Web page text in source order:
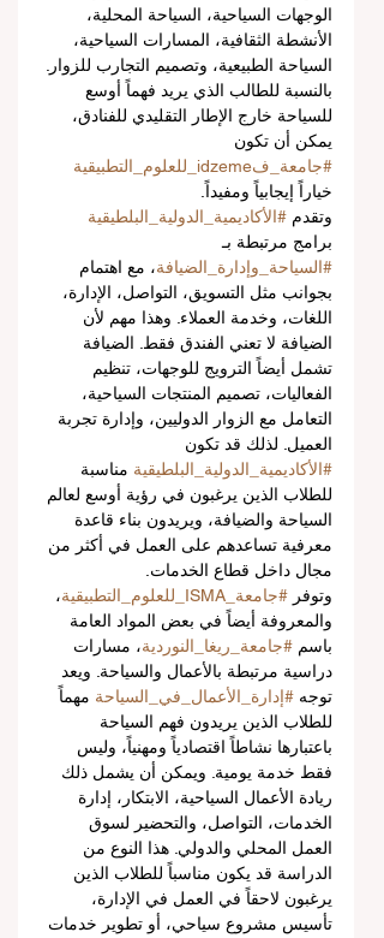
الوجهات السياحية، السياحة المحلية،
الأنشطة الثقافية، المسارات السياحية،
السياحة الطبيعية، وتصميم التجارب للزوار.
بالنسبة للطالب الذي يريد فهماً أوسع
للسياحة خارج الإطار التقليدي للفنادق،
يمكن أن تكون
#جامعة_فidzeme_للعلوم_التطبيقية
خياراً إيجابياً ومفيداً.
وتقدم #الأكاديمية_الدولية_البلطيقية
برامج مرتبطة بـ
#السياحة_وإدارة_الضيافة، مع اهتمام
بجوانب مثل التسويق، التواصل، الإدارة،
اللغات، وخدمة العملاء. وهذا مهم لأن
الضيافة لا تعني الفندق فقط. الضيافة
تشمل أيضاً الترويج للوجهات، تنظيم
الفعاليات، تصميم المنتجات السياحية،
التعامل مع الزوار الدوليين، وإدارة تجربة
العميل. لذلك قد تكون
#الأكاديمية_الدولية_البلطيقية مناسبة
للطلاب الذين يرغبون في رؤية أوسع لعالم
السياحة والضيافة، ويريدون بناء قاعدة
معرفية تساعدهم على العمل في أكثر من
مجال داخل قطاع الخدمات.
وتوفر #جامعة_ISMA_للعلوم_التطبيقية
،
والمعروفة أيضاً في بعض المواد العامة
باسم #جامعة_ريغا_النوردية، مسارات
دراسية مرتبطة بالأعمال والسياحة. ويعد
توجه #إدارة_الأعمال_في_السياحة مهماً
للطلاب الذين يريدون فهم السياحة
باعتبارها نشاطاً اقتصادياً ومهنياً، وليس
فقط خدمة يومية. ويمكن أن يشمل ذلك
ريادة الأعمال السياحية، الابتكار، إدارة
الخدمات، التواصل، والتحضير لسوق
العمل المحلي والدولي. هذا النوع من
الدراسة قد يكون مناسباً للطلاب الذين
يرغبون لاحقاً في العمل في الإدارة،
تأسيس مشروع سياحي، أو تطوير خدمات